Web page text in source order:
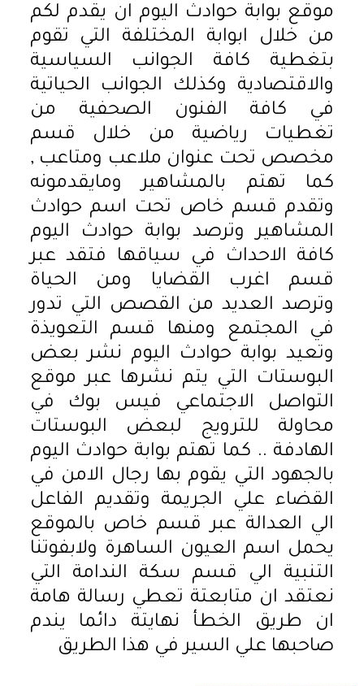
موقع بوابة حوادث اليوم ان يقدم لكم
من خلال ابوابة المختلفة التي تقوم
بتغطية كافة الجوانب السياسية
والاقتصادية وكذلك الجوانب الحياتية
في كافة الفنون الصحفية من
تغطيات رياضية من خلال قسم
مخصص تحت عنوان ملاعب ومتاعب ,
كما تهتم بالمشاهير ومايقدمونه
وتقدم قسم خاص تحت اسم حوادث
المشاهير وترصد بوابة حوادث اليوم
كافة الاحداث في سياقها فتقد عبر
قسم اغرب القضايا ومن الحياة
وترصد العديد من القصص التي تدور
في المجتمع ومنها قسم التعويذة
وتعيد بوابة حوادث اليوم نشر بعض
البوستات التي يتم نشرها عبر موقع
التواصل الاجتماعي فيس بوك في
محاولة للترويج لبعض البوستات
الهادفة .. كما تهتم بوابة حوادث اليوم
بالجهود التي يقوم بها رجال الامن في
القضاء علي الجريمة وتقديم الفاعل
الي العدالة عبر قسم خاص بالموقع
يحمل اسم العيون الساهرة ولابفوتنا
التنبية الي قسم سكة الندامة التي
نعتقد ان متابعتة تعطي رسالة هامة
ان طريق الخطأ نهايتة دائما يندم
صاحبها علي السير في هذا الطريق